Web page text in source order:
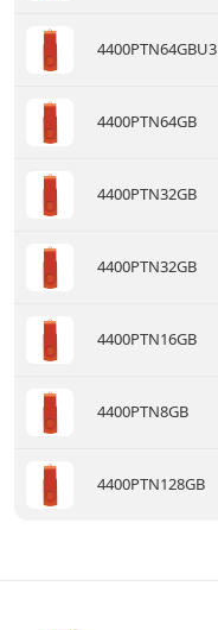
4400PTN64GBU3
4400PTN64GB
4400PTN32GB
4400PTN32GB
4400PTN16GB
4400PTN8GB
4400PTN128GB